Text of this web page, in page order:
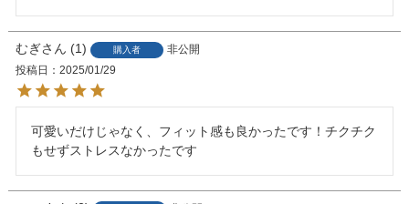
むぎ 1 購入者
非公開
投稿日
2025/01/29
可愛いだけじゃなく、フィット感も良かったです！チクチク
もせずストレスなかったです